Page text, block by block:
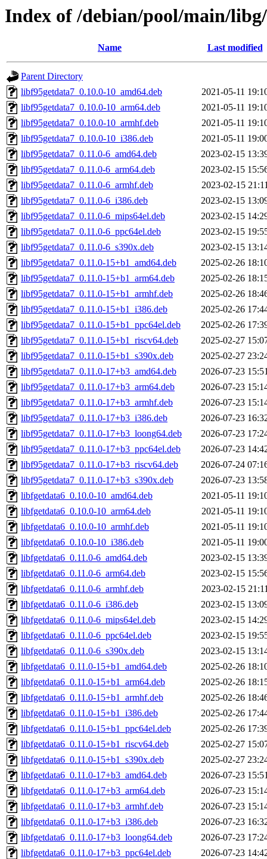
Index of /debian/pool/main/
Name Last modified
Parent Directory
libf95getdata7_0.10.0-10_amd64.deb
2021-05-11
libf95getdata7_0.10.0-10_arm64.deb
2021-05-11
libf95getdata7_0.10.0-10_armhf.deb
2021-05-11
libf95getdata7_0.10.0-10_i386.deb
2021-05-11
libf95getdata7_0.11.0-6_amd64.deb
2023-02-15
libf95getdata7_0.11.0-6_arm64.deb
2023-02-15
libf95getdata7_0.11.0-6_armhf.deb
2023-02-15
libf95getdata7_0.11.0-6_i386.deb
2023-02-15
libf95getdata7_0.11.0-6_mips64el.deb
2023-02-15
libf95getdata7_0.11.0-6_ppc64el.deb
2023-02-15
libf95getdata7_0.11.0-6_s390x.deb
2023-02-15
libf95getdata7_0.11.0-15+b1_amd64.deb
2025-02-26
libf95getdata7_0.11.0-15+b1_arm64.deb
2025-02-26
libf95getdata7_0.11.0-15+b1_armhf.deb
2025-02-26
libf95getdata7_0.11.0-15+b1_i386.deb
2025-02-26
libf95getdata7_0.11.0-15+b1_ppc64el.deb
2025-02-26
libf95getdata7_0.11.0-15+b1_riscv64.deb
2025-02-27
libf95getdata7_0.11.0-15+b1_s390x.deb
2025-02-27
libf95getdata7_0.11.0-17+b3_amd64.deb
2026-07-23
libf95getdata7_0.11.0-17+b3_arm64.deb
2026-07-23
libf95getdata7_0.11.0-17+b3_armhf.deb
2026-07-23
libf95getdata7_0.11.0-17+b3_i386.deb
2026-07-23
libf95getdata7_0.11.0-17+b3_loong64.deb
2026-07-23
libf95getdata7_0.11.0-17+b3_ppc64el.deb
2026-07-23
libf95getdata7_0.11.0-17+b3_riscv64.deb
2026-07-24
libf95getdata7_0.11.0-17+b3_s390x.deb
2026-07-23
libfgetdata6_0.10.0-10_amd64.deb
2021-05-11
libfgetdata6_0.10.0-10_arm64.deb
2021-05-11
libfgetdata6_0.10.0-10_armhf.deb
2021-05-11
libfgetdata6_0.10.0-10_i386.deb
2021-05-11
libfgetdata6_0.11.0-6_amd64.deb
2023-02-15
libfgetdata6_0.11.0-6_arm64.deb
2023-02-15
libfgetdata6_0.11.0-6_armhf.deb
2023-02-15
libfgetdata6_0.11.0-6_i386.deb
2023-02-15
libfgetdata6_0.11.0-6_mips64el.deb
2023-02-15
libfgetdata6_0.11.0-6_ppc64el.deb
2023-02-15
libfgetdata6_0.11.0-6_s390x.deb
2023-02-15
libfgetdata6_0.11.0-15+b1_amd64.deb
2025-02-26
libfgetdata6_0.11.0-15+b1_arm64.deb
2025-02-26
libfgetdata6_0.11.0-15+b1_armhf.deb
2025-02-26
libfgetdata6_0.11.0-15+b1_i386.deb
2025-02-26
libfgetdata6_0.11.0-15+b1_ppc64el.deb
2025-02-26
libfgetdata6_0.11.0-15+b1_riscv64.deb
2025-02-27
libfgetdata6_0.11.0-15+b1_s390x.deb
2025-02-27
libfgetdata6_0.11.0-17+b3_amd64.deb
2026-07-23
libfgetdata6_0.11.0-17+b3_arm64.deb
2026-07-23
libfgetdata6_0.11.0-17+b3_armhf.deb
2026-07-23
libfgetdata6_0.11.0-17+b3_i386.deb
2026-07-23
libfgetdata6_0.11.0-17+b3_loong64.deb
2026-07-23
libfgetdata6_0.11.0-17+b3_ppc64el.deb
2026-07-23